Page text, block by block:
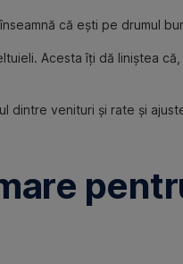
că ești pe drumul
Acesta îți dă liniștea
dintre venituri și rate și